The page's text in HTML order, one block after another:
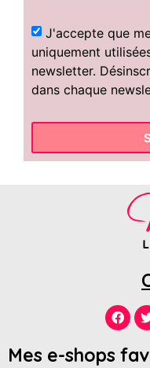
J'accepte que
uniquement
newsletter.
dans chaque
Mes e-shops